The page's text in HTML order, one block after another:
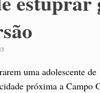
uma adolescente
próxima a Campo